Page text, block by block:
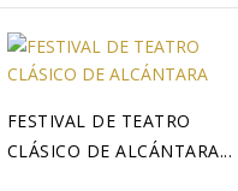
FESTIVAL DE TEATRO
CLÁSICO DE ALCÁNTARA...